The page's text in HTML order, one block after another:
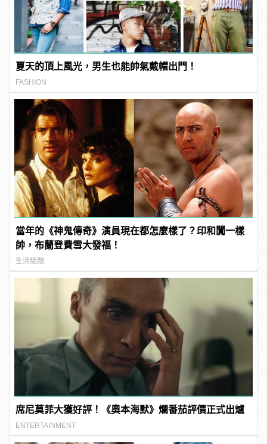
夏天的頂上風光，男生也能帥氣戴帽出門！
FASHION
當年的《神鬼傳奇》演員現在都怎麼樣了？印和闐一樣
帥，布蘭登費雪大發福！
生活話題
席尼莫菲大獲好評！《奧本海默》爛番茄評價正式出爐
ENTERTAINMENT